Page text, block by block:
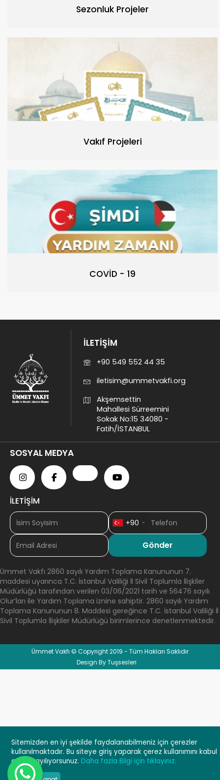
Whatsapp
| Ümmet
×
Sezonluk Projeler
Vakıf Projeleri
COVİD - 19
İLETİŞİM
+90 549 552 44 35
iletisim@ummetvakfi.org
Akşemsettin
Mahallesi Sürreemini
Sokak No:15 34080 -
Fatih/İSTANBUL
SOSYAL MEDYA
İLETİŞİM
+90
Ümmet Vakfı 2860 sayılı Yardım Toplama Kanununun 7.
maddesi uyarınca T.C. İstanbul Valiliği İl Sivil Toplumla İlişkiler
Müdürlüğü tarafından verilen 03/06/2021 tarih ve 56476 sayılı
Olur’ları ile Yardım Toplama iznine sahiptir. 2860 sayılı Yardım
Toplama Kanununun 8. Maddesi gereğince T.C. İstanbul Valiliği İl
Sivil Toplumla İlişkiler Müdürlüğü birimlerince denetlenmektedir.
Ümmet Vakfı © Copyright 2019 - Tüm Hakları Saklıdır
Design By Tuşsesleri
Sitemizden en iyi şekilde faydalanabilmeniz için çerezler
kullanılmaktadır. Bu siteye giriş yaparak çerez kullanımını kabul
etmiş sayılıyorsunuz. Daha fazla Bilgi için tıklayınız.